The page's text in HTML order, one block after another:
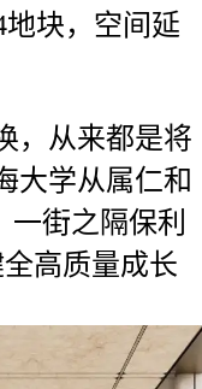
地块，空间延
从来都是将
大学从属仁和
一街之隔保利
高质量成长